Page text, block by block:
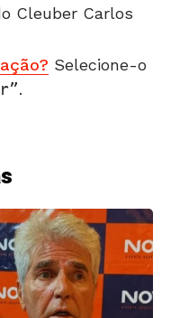
Cleuber Carlos
Selecione-o
.